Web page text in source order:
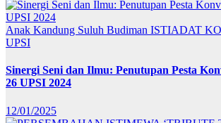
Anak Kandung Suluh Budiman ISTIADAT
UPSI
Sinergi Seni dan Ilmu: Penutupan Pesta
26 UPSI 2024
12/01/2025